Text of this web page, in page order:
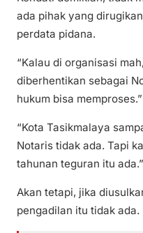
ada pihak yang
perdata pidana.
“Kalau di organisasi
diberhentikan sebagai
hukum bisa
“Kota Tasikmalaya
Notaris tidak ada. Tapi
tahunan teguran itu
Akan tetapi, jika
pengadilan itu tidak